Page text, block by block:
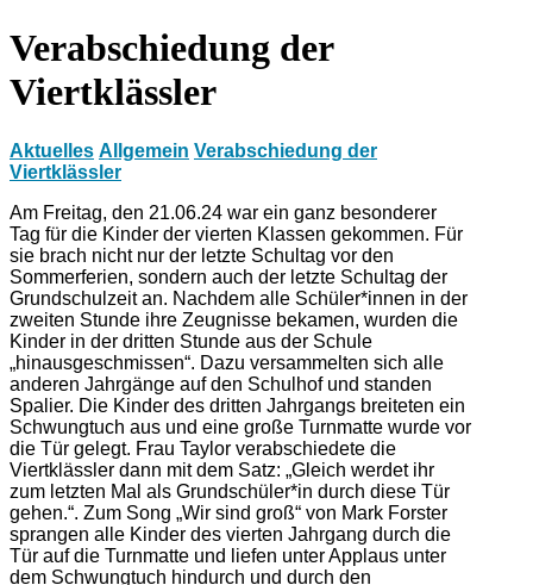
Verabschiedung der
Viertklässler
Aktuelles Allgemein Verabschiedung der
Viertklässler
Am Freitag, den 21.06.24 war ein ganz besonderer
Tag für die Kinder der vierten Klassen gekommen. Für
sie brach nicht nur der letzte Schultag vor den
Sommerferien, sondern auch der letzte Schultag der
Grundschulzeit an. Nachdem alle Schüler*innen in der
zweiten Stunde ihre Zeugnisse bekamen, wurden die
Kinder in der dritten Stunde aus der Schule
„hinausgeschmissen“. Dazu versammelten sich alle
anderen Jahrgänge auf den Schulhof und standen
Spalier. Die Kinder des dritten Jahrgangs breiteten ein
Schwungtuch aus und eine große Turnmatte wurde vor
die Tür gelegt. Frau Taylor verabschiedete die
Viertklässler dann mit dem Satz: „Gleich werdet ihr
zum letzten Mal als Grundschüler*in durch diese Tür
gehen.“. Zum Song „Wir sind groß“ von Mark Forster
sprangen alle Kinder des vierten Jahrgang durch die
Tür auf die Turnmatte und liefen unter Applaus unter
dem Schwungtuch hindurch und durch den